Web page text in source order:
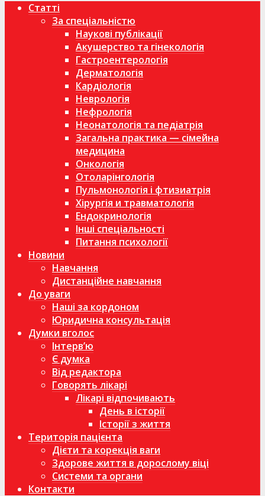
Статті
За спеціальністю
Наукові публікації
Акушерство та гінекологія
Гастроентерологія
Дерматологія
Кардіологія
Неврологія
Нефрологія
Неонатологія та педіатрія
Загальна практика — сімейна
медицина
Онкологія
Отоларінгологія
Пульмонологія і фтизиатрія
Хірургія и травматологія
Ендокринологія
Інші спеціальності
Питання психології
Новини
Навчання
Дистанційне навчання
До уваги
Наші за кордоном
Юридична консультація
Думки вголос
Інтерв’ю
Є думка
Від редактора
Говорять лікарі
Лікарі відпочивають
День в історії
Історії з життя
Територія пацієнта
Дієти та корекція ваги
Здорове життя в дорослому віці
Системи та органи
Контакти